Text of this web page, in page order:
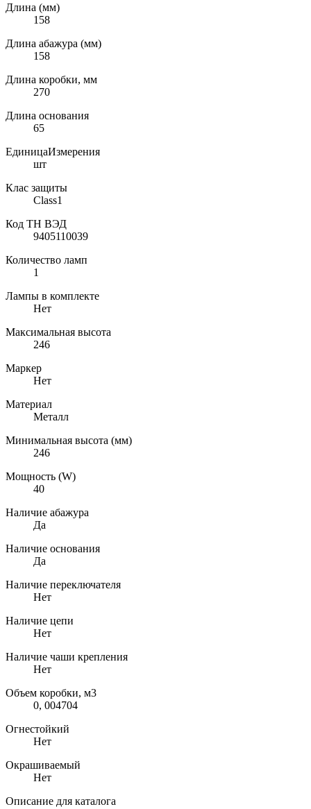
Длина (мм)
158
Длина абажура (мм)
158
Длина коробки, мм
270
Длина основания
65
ЕдиницаИзмерения
шт
Клас защиты
Class1
Код ТН ВЭД
9405110039
Количество ламп
1
Лампы в комплекте
Нет
Максимальная высота
246
Маркер
Нет
Материал
Металл
Минимальная высота (мм)
246
Мощность (W)
40
Наличие абажура
Да
Наличие основания
Да
Наличие переключателя
Нет
Наличие цепи
Нет
Наличие чаши крепления
Нет
Объем коробки, м3
0, 004704
Огнестойкий
Нет
Окрашиваемый
Нет
Описание для каталога